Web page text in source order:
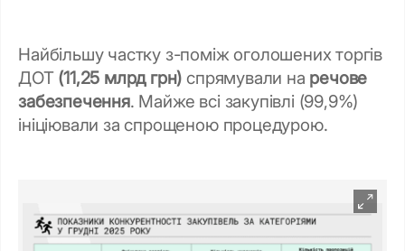
Найбільшу частку з-поміж оголошених торгів
ДОТ (11,25 млрд грн) спрямували на речове
забезпечення. Майже всі закупівлі (99,9%)
ініціювали за спрощеною процедурою.